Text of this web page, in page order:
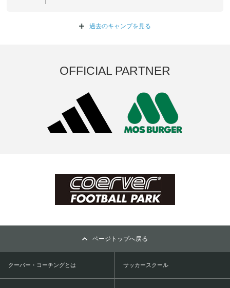
過去のキャンプを 見る
OFFICIAL PARTNER
ページトップへ戻る
クーバー・コーチングとは サッカースクール